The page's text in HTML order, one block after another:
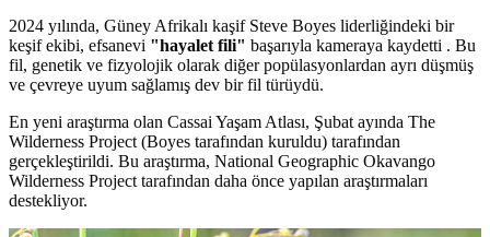
2024 yılında, Güney Afrikalı kaşif Steve Boyes liderliğindeki bir
keşif ekibi, efsanevi "hayalet fili" başarıyla kameraya kaydetti . Bu
fil, genetik ve fizyolojik olarak diğer popülasyonlardan ayrı düşmüş
ve çevreye uyum sağlamış dev bir fil türüydü.
En yeni araştırma olan Cassai Yaşam Atlası, Şubat ayında The
Wilderness Project (Boyes tarafından kuruldu) tarafından
gerçekleştirildi. Bu araştırma, National Geographic Okavango
Wilderness Project tarafından daha önce yapılan araştırmaları
destekliyor.